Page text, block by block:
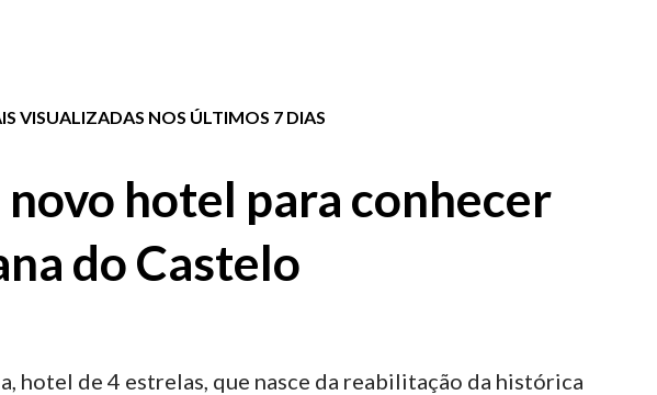
VISUALIZADAS NOS ÚLTIMOS 7 DIAS
novo hotel para conhecer
do Castelo
hotel de 4 estrelas, que nasce da reabilitação da histórica